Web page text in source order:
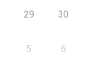
29 30
5 6